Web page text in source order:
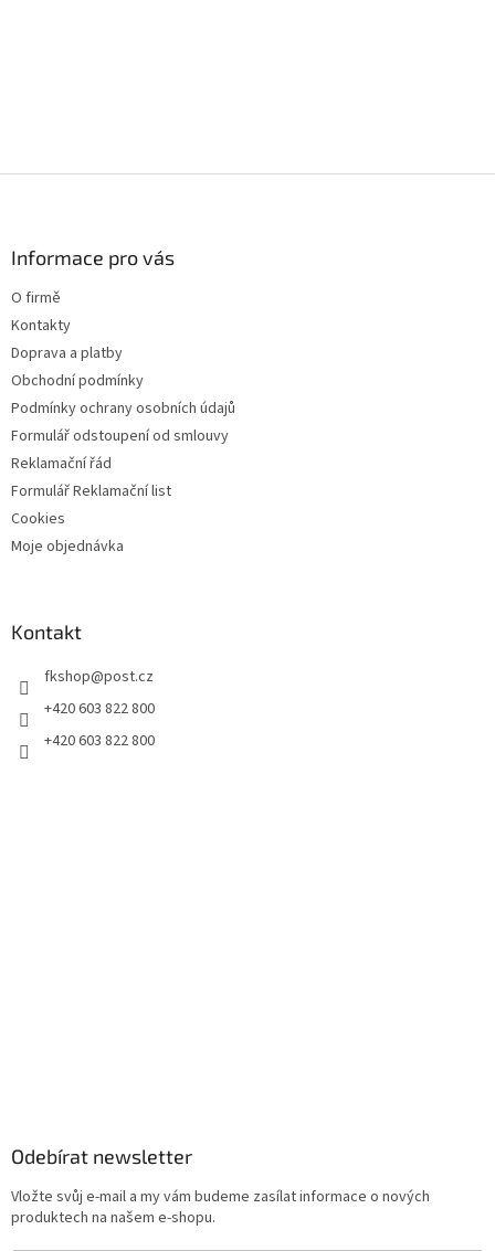
Informace pro vás
O firmě
Kontakty
Doprava a platby
Obchodní podmínky
Podmínky ochrany osobních údajů
Formulář odstoupení od smlouvy
Reklamační řád
Formulář Reklamační list
Cookies
Moje objednávka
Kontakt
fkshop@post.cz
+420 603 822 800
+420 603 822 800
Odebírat newsletter
Vložte svůj e-mail a my vám budeme zasílat informace o nových
produktech na našem e-shopu.